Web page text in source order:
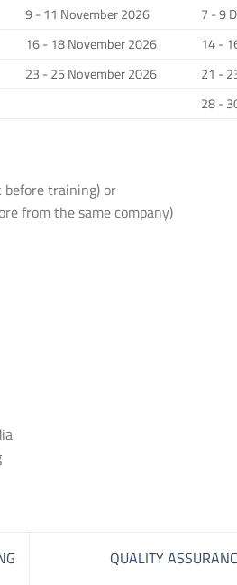
9 - 11 November 2026
7 - 9
16 - 18 November 2026
14 -
23 - 25 November 2026
21 -
28 -
before training) or
from the same company)
QUALITY